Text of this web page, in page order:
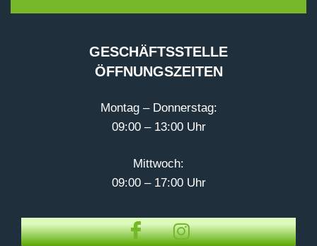
GESCHÄFTSSTELLE
ÖFFNUNGSZEITEN
Montag – Donnerstag:
09:00 – 13:00 Uhr
Mittwoch:
09:00 – 17:00 Uhr